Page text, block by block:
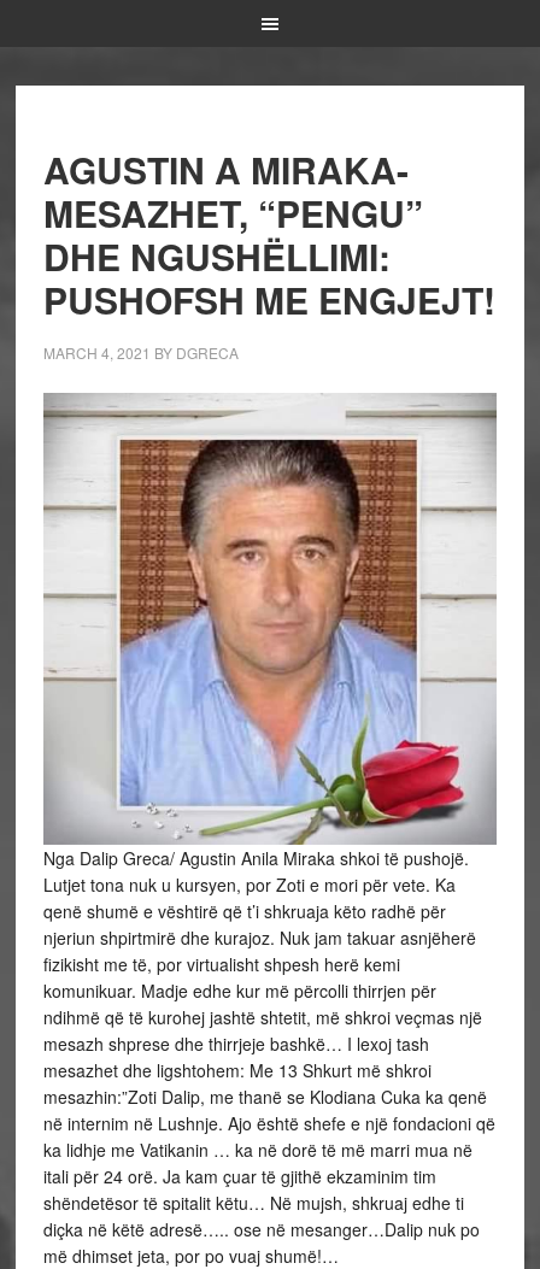
AGUSTIN A MIRAKA-
MESAZHET, “PENGU”
DHE NGUSHËLLIMI:
PUSHOFSH ME ENGJEJT!
MARCH 4, 2021 BY DGRECA
Nga Dalip Greca/ Agustin Anila Miraka shkoi të pushojë.
Lutjet tona nuk u kursyen, por Zoti e mori për vete. Ka
qenë shumë e vështirë që t’i shkruaja këto radhë për
njeriun shpirtmirë dhe kurajoz. Nuk jam takuar asnjëherë
fizikisht me të, por virtualisht shpesh herë kemi
komunikuar. Madje edhe kur më përcolli thirrjen për
ndihmë që të kurohej jashtë shtetit, më shkroi veçmas një
mesazh shprese dhe thirrjeje bashkë… I lexoj tash
mesazhet dhe ligshtohem: Me 13 Shkurt më shkroi
mesazhin:”Zoti Dalip, me thanë se Klodiana Cuka ka qenë
në internim në Lushnje. Ajo është shefe e një fondacioni që
ka lidhje me Vatikanin … ka në dorë të më marri mua në
itali për 24 orë. Ja kam çuar të gjithë ekzaminim tim
shëndetësor të spitalit këtu… Në mujsh, shkruaj edhe ti
diçka në këtë adresë….. ose në mesanger…Dalip nuk po
më dhimset jeta, por po vuaj shumë!…